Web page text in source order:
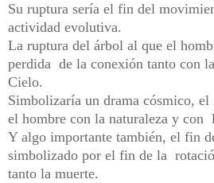
Su ruptura sería el fin del
actividad evolutiva.
La ruptura del árbol al que el
perdida de la conexión tanto con
Cielo.
Simbolizaría un drama cósmico,
el hombre con la naturaleza y con
Y algo importante también, el fin
simbolizado por el fin de la
tanto la muerte.